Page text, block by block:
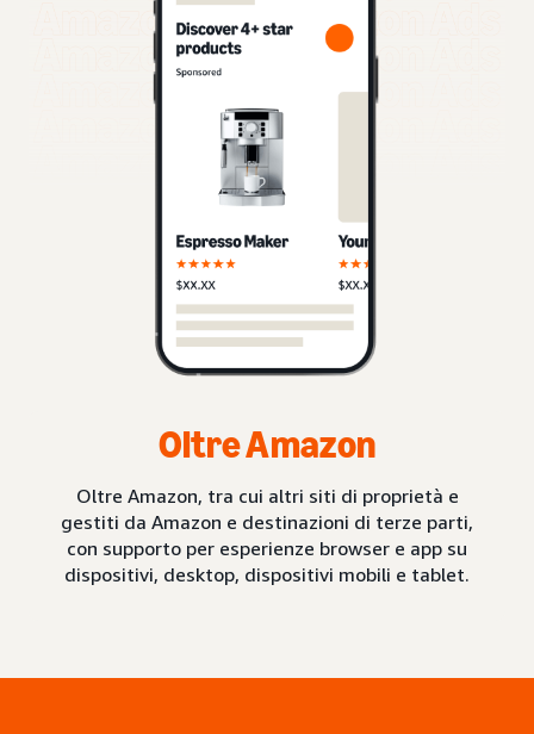
Oltre Amazon
Oltre Amazon, tra cui altri siti di proprietà e
gestiti da Amazon e destinazioni di terze parti,
con supporto per esperienze browser e app su
dispositivi, desktop, dispositivi mobili e tablet.